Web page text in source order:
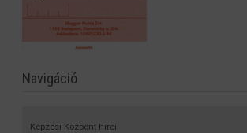
Navigáció
Képzési Központ hírei